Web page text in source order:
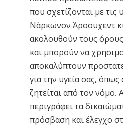
που σχετίζονται με τις
Νάρκωνον Άροουχεντ
ακολουθούν τους
και μπορούν να
αποκαλύπτουν
για την υγεία σας, όπως
ζητείται από τον νόμο.
περιγράφει τα
πρόσβαση και έλεγχο